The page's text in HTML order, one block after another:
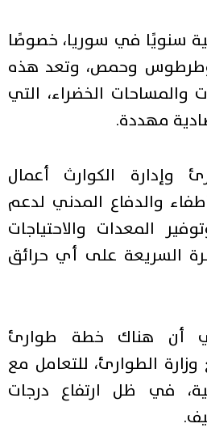
سنويًا في سوريا، خصوصًا
وحمص، وتعد هذه
والمساحات الخضراء، التي
مهددة.
وإدارة الكوارث أعمال
والدفاع المدني لدعم
المعدات والاحتياجات
السريعة على أي حرائق
أن هناك خطة طوارئ
الطوارئ، للتعامل مع
في ظل ارتفاع درجات